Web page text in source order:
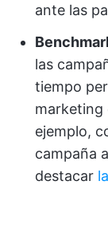
ante las
las
tiempo
marketing
ejemplo,
campaña
destacar